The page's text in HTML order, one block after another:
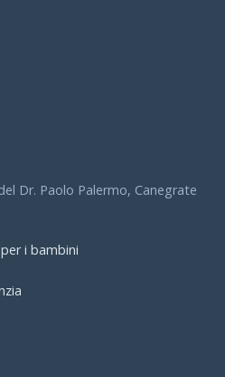
Dr. Paolo Palermo, Canegrate
i bambini